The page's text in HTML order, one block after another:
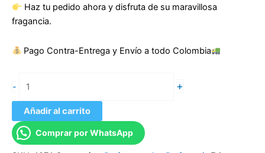
Haz tu pedido ahora y disfruta de su maravillosa
fragancia.
Pago Contra-Entrega y Envío a todo Colombia
- +
Añadir al carrito
Comprar por WhatsApp